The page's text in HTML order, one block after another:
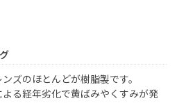
ズのほとんどが樹脂製です。
る経年劣化で黄ばみやくすみが発